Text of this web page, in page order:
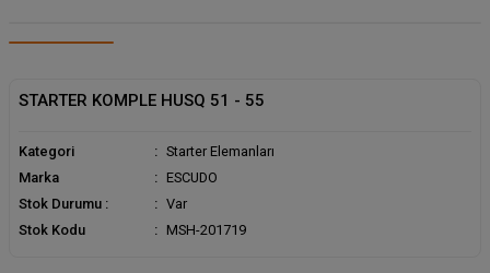
STARTER KOMPLE HUSQ 51 - 55
Kategori
Starter Elemanları
Marka
ESCUDO
Stok Durumu :
Var
Stok Kodu
MSH-201719